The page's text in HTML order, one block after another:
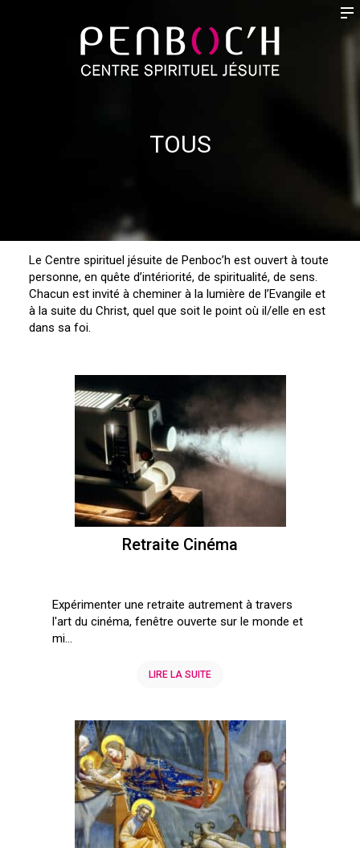
TOUS
Le Centre spirituel jésuite de Penboc’h est ouvert à toute
personne, en quête d’intériorité, de spiritualité, de sens.
Chacun est invité à cheminer à la lumière de l’Evangile et
à la suite du Christ, quel que soit le point où il/elle en est
dans sa foi.
Retraite Cinéma
Expérimenter une retraite autrement à travers
l'art du cinéma, fenêtre ouverte sur le monde et
mi...
LIRE LA SUITE